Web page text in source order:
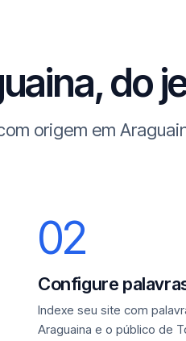
do
origem em
02
Configure
Indexe seu site com
Araguaina e o público de